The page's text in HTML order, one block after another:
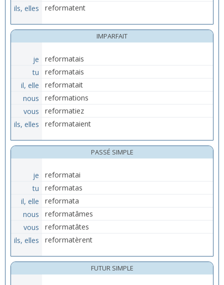
ils, elles
reformatent
IMPARFAIT
je
reformatais
tu
reformatais
il, elle
reformatait
nous
reformations
vous
reformatiez
ils, elles
reformataient
PASSÉ SIMPLE
je
reformatai
tu
reformatas
il, elle
reformata
nous
reformatâmes
vous
reformatâtes
ils, elles
reformatèrent
FUTUR SIMPLE